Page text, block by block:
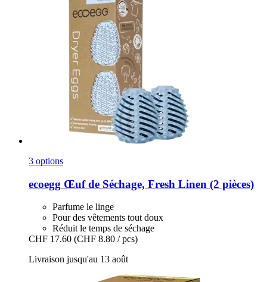
3 options
ecoegg Œuf de Séchage, Fresh Linen (2 pièces)
Parfume le linge
Pour des vêtements tout doux
Réduit le temps de séchage
CHF 17.60 (CHF 8.80 / pcs)
Livraison jusqu'au 13 août